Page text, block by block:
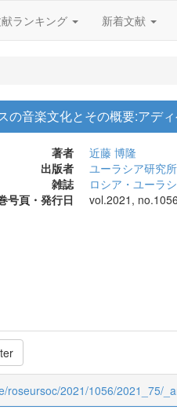
ランキング 新着文献
の音楽文化とその概要:アデ
著者
近藤 博隆
出版者
ユーラシア研究所
雑誌
ロシア・ユーラ
号頁・発行日
vol.2021,
roseursoc/2021/1056/2021_75/